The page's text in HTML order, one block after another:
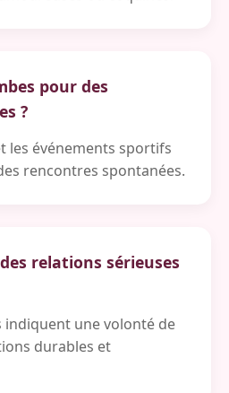
pour des
?
les événements sportifs
rencontres spontanées.
relations sérieuses
une volonté de
durables et